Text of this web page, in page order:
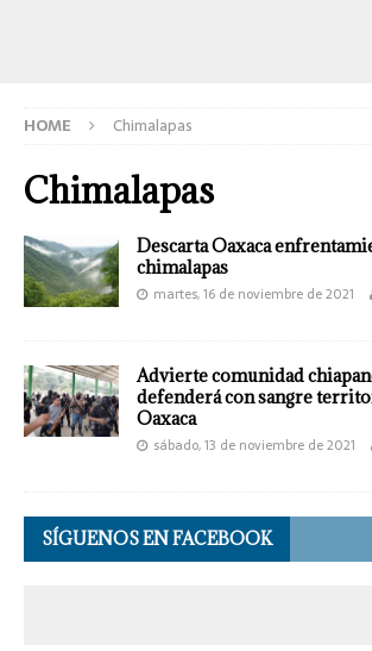
HOME Chimalapas
Chimalapas
Descarta Oaxaca
chimalapas
martes, 16 de noviembre de 2021
Advierte comunidad
defenderá con sangre
Oaxaca
sábado, 13 de noviembre de 2021
SÍGUENOS EN FACEBOOK